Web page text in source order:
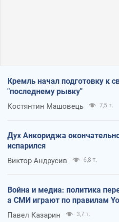
Кремль начал подготовку к
"последнему рывку"
Костянтин Машовець 7,5 т.
Дух Анкориджа
испарился
Виктор Андрусив 6,8 т.
Война и медиа: политика
а СМИ играют по правилам
Павел Казарин 3,7 т.